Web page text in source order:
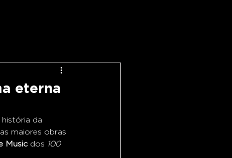
eterna
da
maiores obras
Music dos 100